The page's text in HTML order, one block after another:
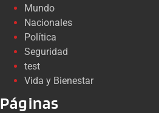
Mundo
Nacionales
Política
Seguridad
test
Vida y Bienestar
Páginas